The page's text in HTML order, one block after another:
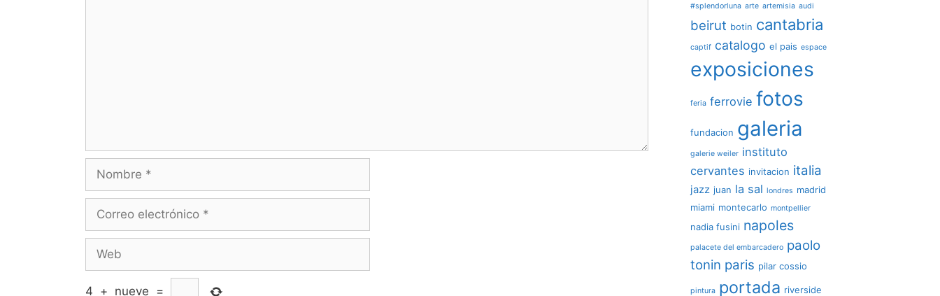
electrónico
4 + nueve =
#splendorluna arte artemisia audi
beirut botin cantabria
captif catalogo el pais espace
exposiciones
feria ferrovie fotos
fundacion galeria
galerie weiler instituto
cervantes invitacion italia
jazz juan la sal londres madrid
miami montecarlo montpellier
nadia fusini napoles
palacete del embarcadero paolo
tonin paris pilar cossio
pintura portada riverside